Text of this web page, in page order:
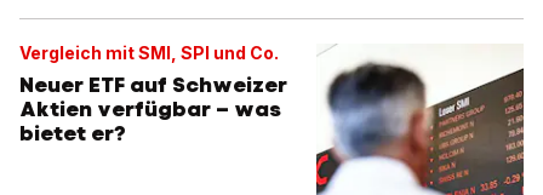
Vergleich mit SMI, SPI und Co.
Neuer ETF auf Schweizer
Aktien verfügbar – was
bietet er?